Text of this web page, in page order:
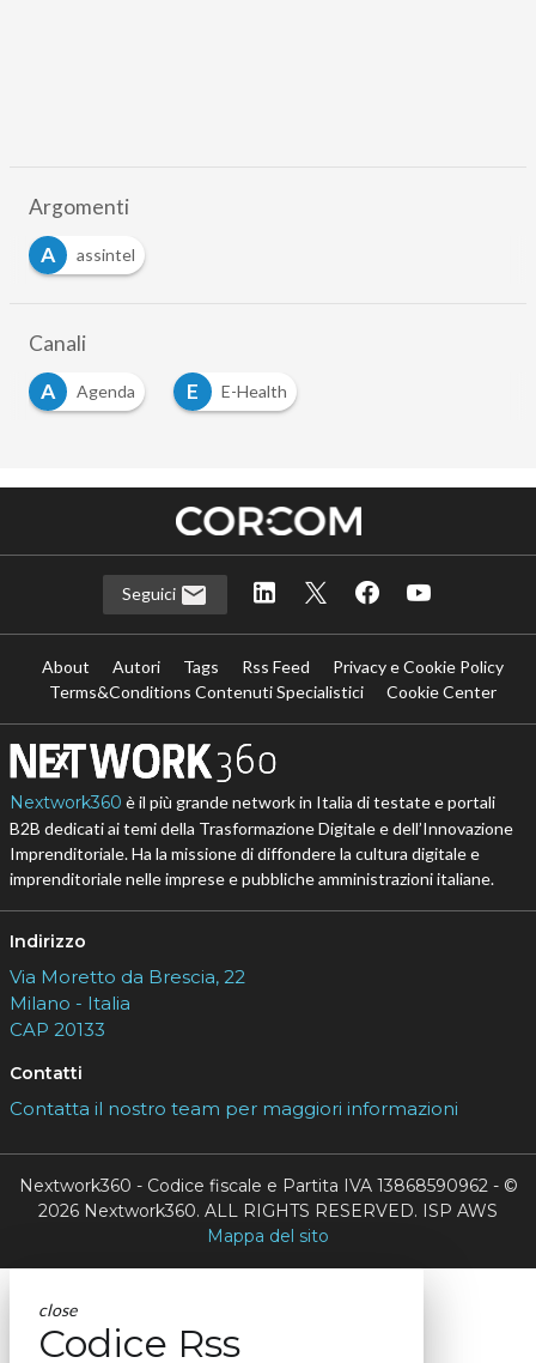
Argomenti
A
assintel
Canali
A
Agenda E E-Health
Seguici
About Autori Tags Rss Feed
Privacy e Cookie Policy
Terms&Conditions Contenuti Specialistici
Cookie Center
Nextwork360 è il più grande network in Italia di testate e portali
B2B dedicati ai temi della Trasformazione Digitale e dell’Innovazione
Imprenditoriale. Ha la missione di diffondere la cultura digitale e
imprenditoriale nelle imprese e pubbliche amministrazioni italiane.
Indirizzo
Via Moretto da Brescia, 22
Milano - Italia
CAP 20133
Contatti
Contatta il nostro team per maggiori informazioni
Nextwork360 - Codice fiscale e Partita IVA 13868590962 - ©
2026 Nextwork360. ALL RIGHTS RESERVED. ISP AWS
Mappa del sito
close
Codice Rss